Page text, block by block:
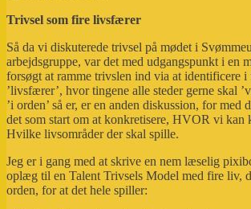
Trivsel som fire livsfærer
Så da vi diskuterede trivsel på mødet i
arbejdsgruppe, var det med udgangspunkt i en
forsøgt at ramme trivslen ind via at identificere
’livsfærer’, hvor tingene alle steder gerne skal
’i orden’ så er, er en anden diskussion, for med
det som start om at konkretisere, HVOR vi kan
Hvilke livsområder der skal spille.
Jeg er i gang med at skrive en nem læselig
oplæg til en Talent Trivsels Model med fire liv,
orden, for at det hele spiller: